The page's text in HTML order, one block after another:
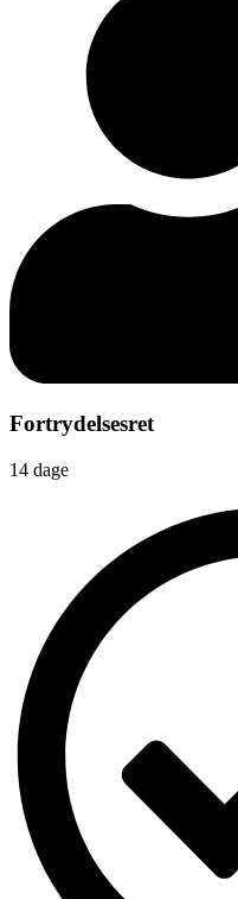
Fortrydelsesret
14 dage